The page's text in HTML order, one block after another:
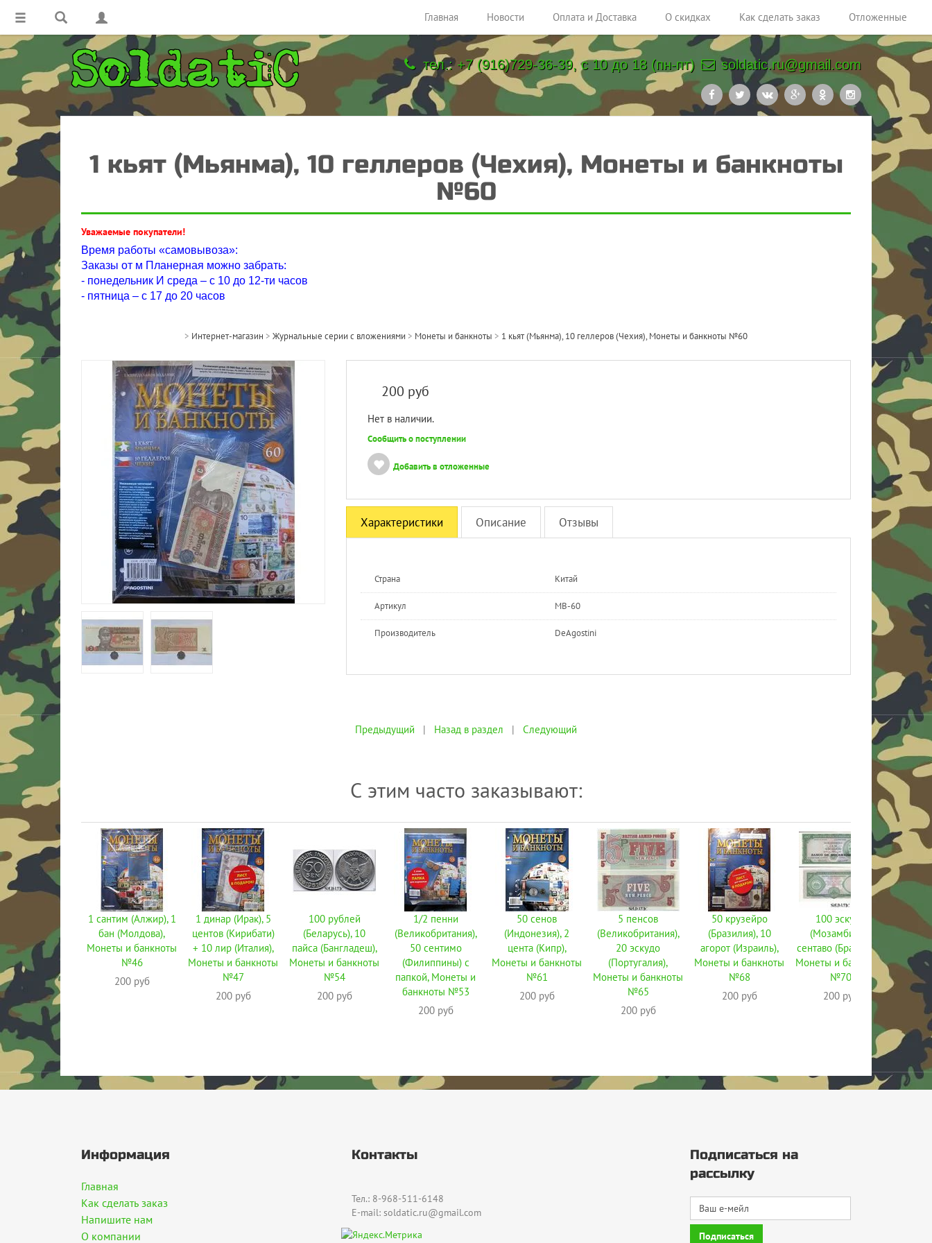
Главная Новости Оплата и Доставка О скидках Как сделать заказ Отложенные
тел.: +7 (916)729-36-39, с 10 до 18 (пн-пт) soldatic.ru@gmail.com
1 кьят (Мьянма), 10 геллеров (Чехия), Монеты и банкноты
№60
Уважаемые покупатели!
Время работы «самовывоза»:
Заказы от м Планерная можно забрать:
- понедельник И среда – с 10 до 12-ти часов
- пятница – с 17 до 20 часов
> Интернет-магазин > Журнальные серии с вложениями > Монеты и банкноты > 1 кьят (Мьянма), 10 геллеров (Чехия), Монеты и банкноты №60
200 руб
Нет в наличии.
Сообщить о поступлении
Добавить в отложенные
Характеристики Описание Отзывы
Страна Китай
Артикул MB-60
Производитель DeAgostini
Предыдущий | Назад в раздел | Следующий
С этим часто заказывают:
1 сантим (Алжир), 1
бан (Молдова),
Монеты и банкноты
№46
200 руб
1 динар (Ирак), 5
центов (Кирибати)
+ 10 лир (Италия),
Монеты и банкноты
№47
200 руб
100 рублей
(Беларусь), 10
пайса (Бангладеш),
Монеты и банкноты
№54
200 руб
1/2 пенни
(Великобритания),
50 сентимо
(Филиппины) с
папкой, Монеты и
банкноты №53
200 руб
50 сенов
(Индонезия), 2
цента (Кипр),
Монеты и банкноты
№61
200 руб
5 пенсов
(Великобритания),
20 эскудо
(Португалия),
Монеты и банкноты
№65
200 руб
50 крузейро
(Бразилия), 10
агорот (Израиль),
Монеты и банкноты
№68
200 руб
100 эскудо
(Мозамбик), 1
сентаво (Бразилия),
Монеты и банкноты
№70
200 руб
25
Информация
Главная
Как сделать заказ
Напишите нам
О компании
Контакты
Тел.: 8-968-511-6148
E-mail: soldatic.ru@gmail.com
Подписаться на
рассылку